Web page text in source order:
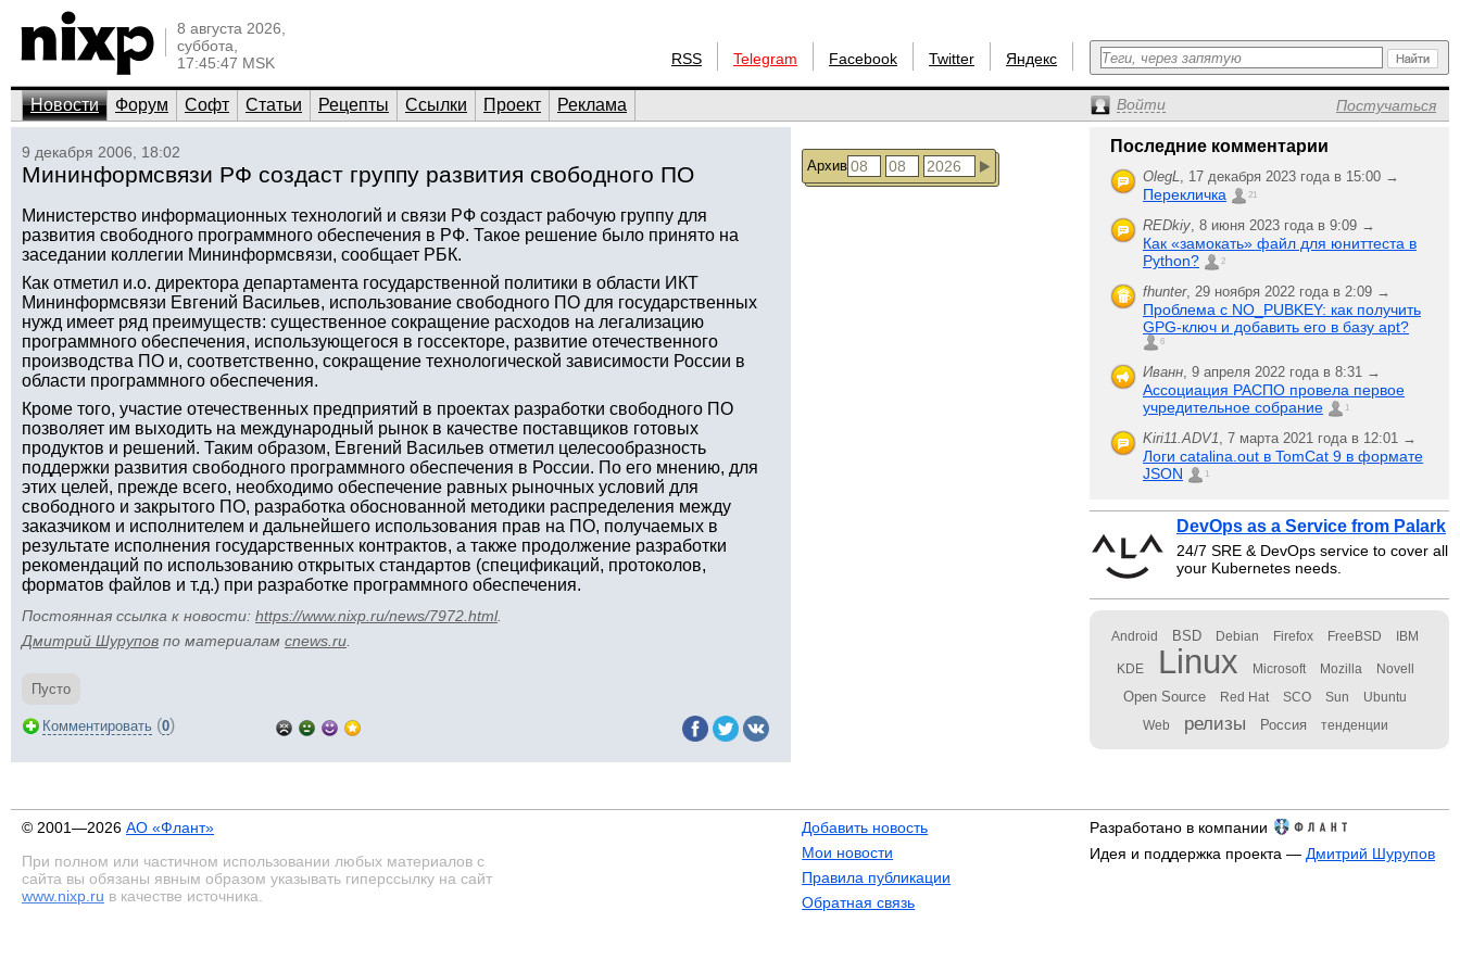
8 августа 2026,
суббота,
17:45:47 MSK
RSS Telegram Facebook Twitter Яндекс
Новости Форум Софт Статьи Рецепты Ссылки Проект Реклама Войти Постучаться
9 декабря 2006, 18:02
Мининформсвязи РФ создаст группу развития свободного ПО
Министерство информационных технологий и связи РФ создаст рабочую группу для
развития свободного программного обеспечения в РФ. Такое решение было принято на
заседании коллегии Мининформсвязи, сообщает РБК.
Как отметил и.о. директора департамента государственной политики в области ИКТ
Мининформсвязи Евгений Васильев, использование свободного ПО для государственных
нужд имеет ряд преимуществ: существенное сокращение расходов на легализацию
программного обеспечения, использующегося в госсекторе, развитие отечественного
производства ПО и, соответственно, сокращение технологической зависимости России в
области программного обеспечения.
Кроме того, участие отечественных предприятий в проектах разработки свободного ПО
позволяет им выходить на международный рынок в качестве поставщиков готовых
продуктов и решений. Таким образом, Евгений Васильев отметил целесообразность
поддержки развития свободного программного обеспечения в России. По его мнению, для
этих целей, прежде всего, необходимо обеспечение равных рыночных условий для
свободного и закрытого ПО, разработка обоснованной методики распределения между
заказчиком и исполнителем и дальнейшего использования прав на ПО, получаемых в
результате исполнения государственных контрактов, а также продолжение разработки
рекомендаций по использованию открытых стандартов (спецификаций, протоколов,
форматов файлов и т.д.) при разработке программного обеспечения.
Постоянная ссылка к новости: https://www.nixp.ru/news/7972.html.
Дмитрий Шурупов по материалам cnews.ru
Пусто
Комментировать (0)
Архив
Последние комментарии
OlegL, 17 декабря 2023 года в 15:00 →
Перекличка 21
REDkiy, 8 июня 2023 года в 9:09 →
Как «замокать» файл для юниттеста в
Python?
2
fhunter, 29 ноября 2022 года в 2:09 →
Проблема с NO_PUBKEY: как получить
GPG-ключ и добавить его в базу apt?
6
Иванн, 9 апреля 2022 года в 8:31 →
Ассоциация РАСПО провела первое
учредительное собрание
1
Kiri11.ADV1, 7 марта 2021 года в 12:01 →
Логи catalina.out в TomCat 9 в формате
JSON
1
DevOps as a Service from Palark
24/7 SRE & DevOps service to cover all
your Kubernetes needs.
Android BSD Debian Firefox FreeBSD IBM
KDE Linux Microsoft Mozilla Novell
Open Source Red Hat SCO Sun Ubuntu
Web релизы Россия тенденции
© 2001—2026 АО «Флант»
При полном или частичном использовании любых материалов с
сайта вы обязаны явным образом указывать гиперссылку на сайт
www.nixp.ru в качестве источника.
Добавить новость
Мои новости
Правила публикации
Обратная связь
Разработано в компании
Идея и поддержка проекта — Дмитрий Шурупов